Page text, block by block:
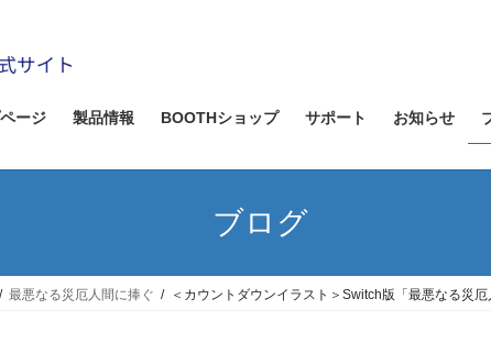
ージ 製品情報 BOOTHショップ サポート お知らせ
ブログ
最悪なる災厄人間に捧ぐ ＜カウントダウンイラスト＞Switch版「最悪なる災